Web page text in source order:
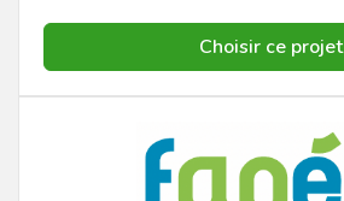
Choisir ce projet